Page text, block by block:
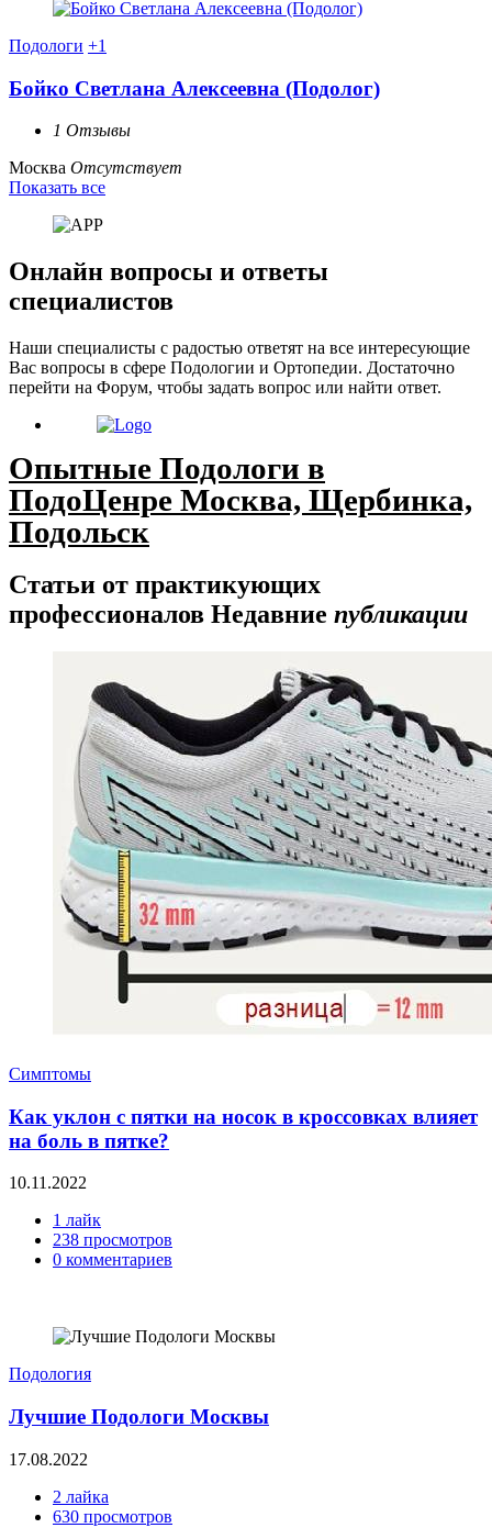
Подологи +1
Бойко Светлана Алексеевна (Подолог)
1 Отзывы
Москва Отсутствует
Показать все
Онлайн вопросы и ответы
специалистов
Наши специалисты с радостью ответят на все интересующие
Вас вопросы в сфере Подологии и Ортопедии. Достаточно
перейти на Форум, чтобы задать вопрос или найти ответ.
Опытные Подологи в
ПодоЦенре Москва, Щербинка,
Подольск
Статьи от практикующих
профессионалов Недавние публикации
Симптомы
Как уклон с пятки на носок в кроссовках влияет
на боль в пятке?
10.11.2022
1 лайк
238 просмотров
0 комментариев
Подология
Лучшие Подологи Москвы
17.08.2022
2 лайка
630 просмотров